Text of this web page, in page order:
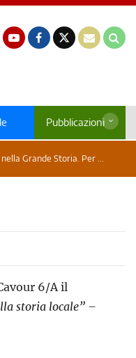
Pubblicazioni
Grande Storia. Per ...
6/A il
storia locale” –